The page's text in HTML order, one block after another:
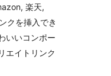
楽天,
クを挿入でき
いいコンポー
エイトリンク